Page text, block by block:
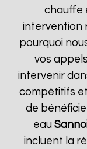
chauffe
intervention
pourquoi
vos
intervenir
compétitifs
de
eau
incluent la